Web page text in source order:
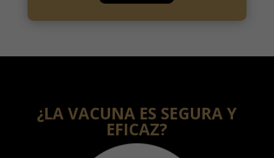
¿LA VACUNA ES SEGURA Y
EFICAZ?